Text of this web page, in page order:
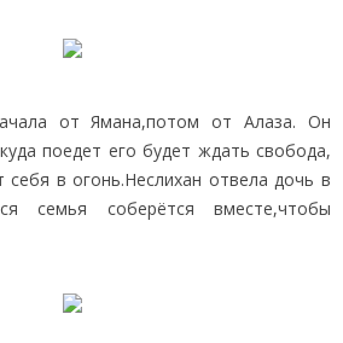
от Ямана,потом от Алаза. Он
поедет его будет ждать свобода,
в огонь.Неслихан отвела дочь в
семья соберётся вместе,чтобы